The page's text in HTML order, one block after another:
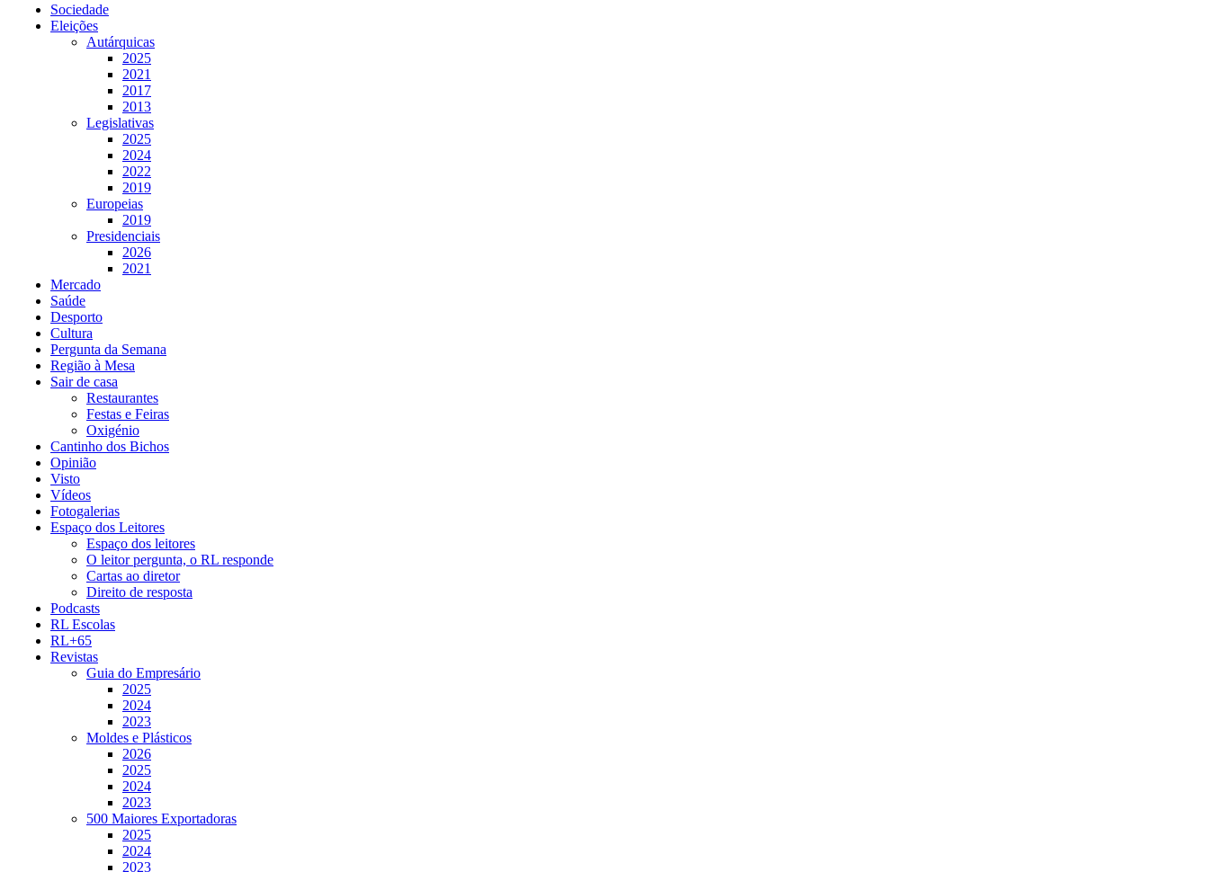
Sociedade
Eleições
Autárquicas
2025
2021
2017
2013
Legislativas
2025
2024
2022
2019
Europeias
2019
Presidenciais
2026
2021
Mercado
Saúde
Desporto
Cultura
Pergunta da Semana
Região à Mesa
Sair de casa
Restaurantes
Festas e Feiras
Oxigénio
Cantinho dos Bichos
Opinião
Visto
Vídeos
Fotogalerias
Espaço dos Leitores
Espaço dos leitores
O leitor pergunta, o RL responde
Cartas ao diretor
Direito de resposta
Podcasts
RL Escolas
RL+65
Revistas
Guia do Empresário
2025
2024
2023
Moldes e Plásticos
2026
2025
2024
2023
500 Maiores Exportadoras
2025
2024
2023